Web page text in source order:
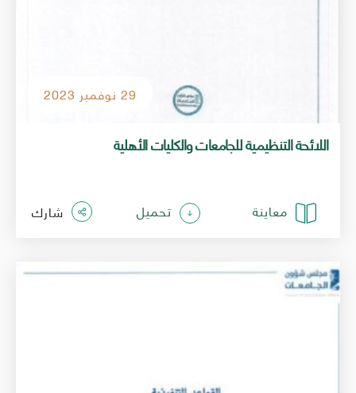
اللائحة التنظيمية للجامعات والكليات الأهلية
29 نوفمبر 2023
معاينة تحميل شارك
الصورة